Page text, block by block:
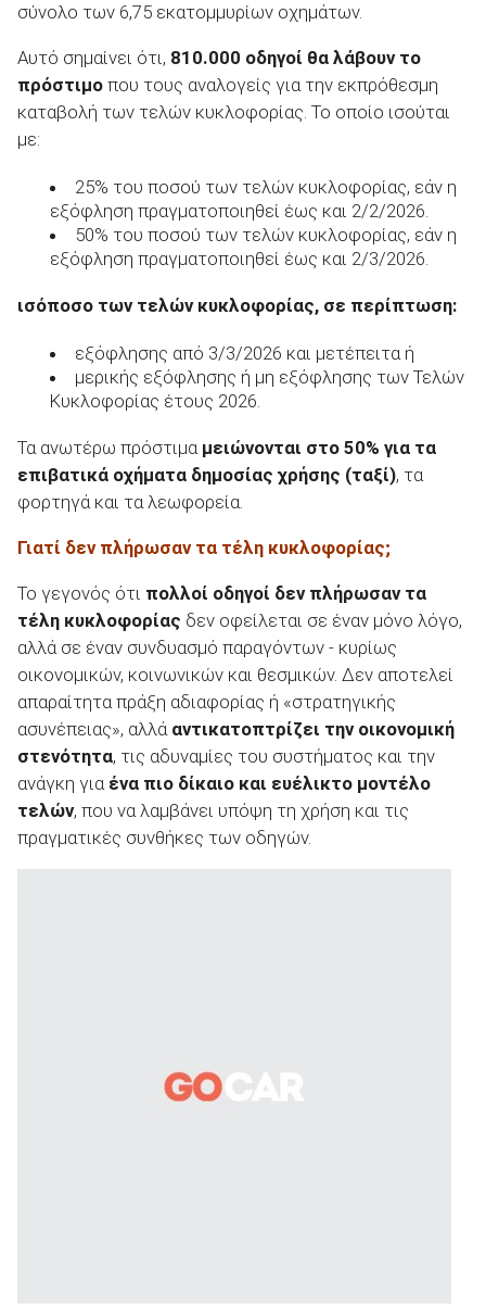
σύνολο των 6,75 εκατομμυρίων οχημάτων.
Αυτό σημαίνει ότι, 810.000 οδηγοί θα λάβουν το
πρόστιμο που τους αναλογείς για την εκπρόθεσμη
καταβολή των τελών κυκλοφορίας. Το οποίο ισούται
με:
25% του ποσού των τελών κυκλοφορίας, εάν η
εξόφληση πραγματοποιηθεί έως και 2/2/2026.
50% του ποσού των τελών κυκλοφορίας, εάν η
εξόφληση πραγματοποιηθεί έως και 2/3/2026.
ισόποσο των τελών κυκλοφορίας, σε περίπτωση:
εξόφλησης από 3/3/2026 και μετέπειτα ή
μερικής εξόφλησης ή μη εξόφλησης των Τελών
Κυκλοφορίας έτους 2026.
Τα ανωτέρω πρόστιμα μειώνονται στο 50% για τα
επιβατικά οχήματα δημοσίας χρήσης (ταξί), τα
φορτηγά και τα λεωφορεία.
Γιατί δεν πλήρωσαν τα τέλη κυκλοφορίας;
Το γεγονός ότι πολλοί οδηγοί δεν πλήρωσαν τα
τέλη κυκλοφορίας δεν οφείλεται σε έναν μόνο λόγο,
αλλά σε έναν συνδυασμό παραγόντων - κυρίως
οικονομικών, κοινωνικών και θεσμικών. Δεν αποτελεί
απαραίτητα πράξη αδιαφορίας ή «στρατηγικής
ασυνέπειας», αλλά αντικατοπτρίζει την οικονομική
στενότητα, τις αδυναμίες του συστήματος και την
ανάγκη για ένα πιο δίκαιο και ευέλικτο μοντέλο
τελών, που να λαμβάνει υπόψη τη χρήση και τις
πραγματικές συνθήκες των οδηγών.